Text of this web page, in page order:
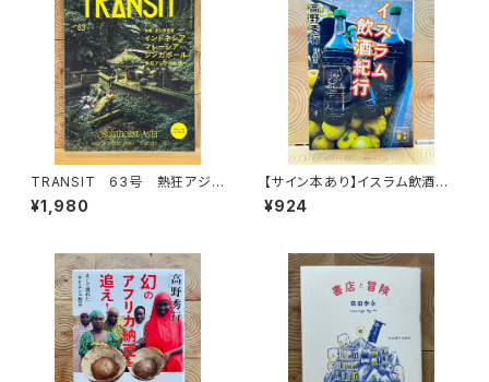
TRANSIT 63号 熱狂アジア
の秘境へ
¥1,980
【サイン本あり】イスラム飲酒紀
行
¥924